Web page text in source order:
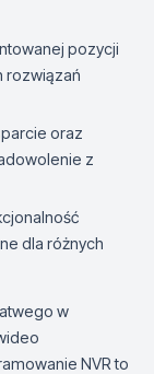
pozycji
rozwiązań
oraz
z
dla różnych
w
NVR to